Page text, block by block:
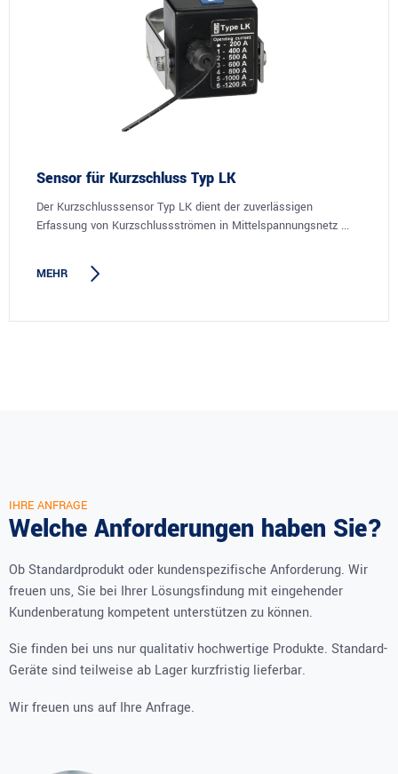
Sensor für Kurzschluss Typ LK
Der Kurzschlusssensor Typ LK dient der zuverlässigen
Erfassung von Kurzschlussströmen in Mittelspannungsnetz ...
MEHR
IHRE ANFRAGE
Welche Anforderungen haben Sie?
Ob Standardprodukt oder kundenspezifische Anforderung. Wir
freuen uns, Sie bei Ihrer Lösungsfindung mit eingehender
Kundenberatung kompetent unterstützen zu können.
Sie finden bei uns nur qualitativ hochwertige Produkte. Standard-
Geräte sind teilweise ab Lager kurzfristig lieferbar.
Wir freuen uns auf Ihre Anfrage.